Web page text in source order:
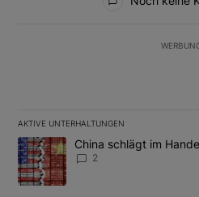
AKTIVE UNTERHALTUNGEN
Das Folgende ist eine Liste der
Ein Trendartikel mit dem Titel
China schlägt im
2